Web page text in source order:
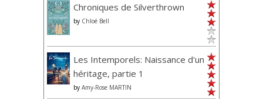
Chroniques de Silverthrown
by Chloé Bell
Les Intemporels: Naissance d'un
héritage, partie 1
by Amy-Rose MARTIN